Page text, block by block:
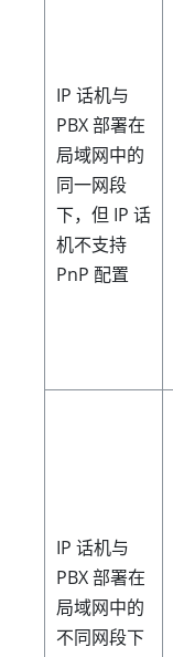
IP 话机与
PBX 部署在
局域网中的
同一网段
下，但 IP 话
机不支持
PnP 配置
IP 话机与
PBX 部署在
局域网中的
不同网段下